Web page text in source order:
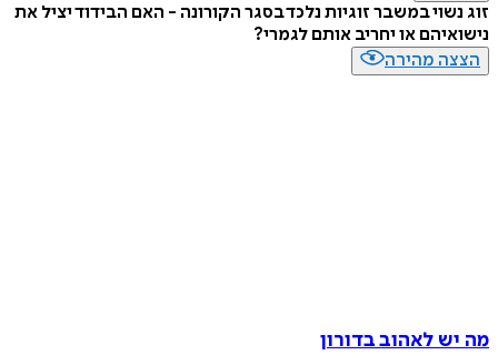
זוג נשוי במשבר זוגיות נלכד בסגר הקורונה - האם הבידוד יציל את
נישואיהם או יחריב אותם לגמרי?
הצצה מהירה
מה יש לאהוב בדורון